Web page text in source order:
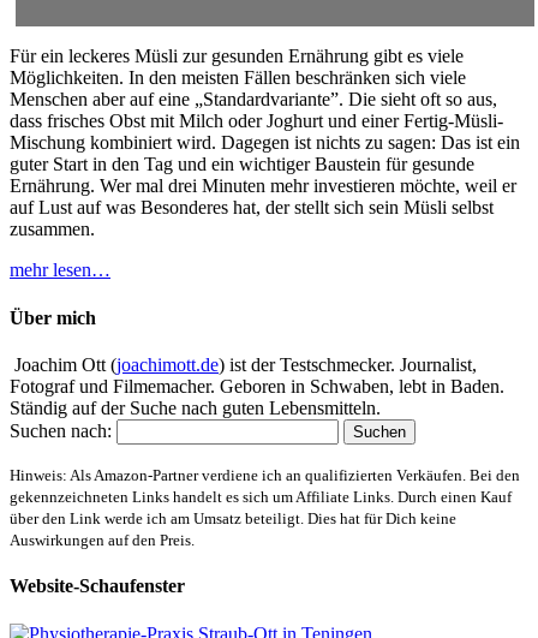
Für ein leckeres Müsli zur gesunden Ernährung gibt es viele
Möglichkeiten. In den meisten Fällen beschränken sich viele
Menschen aber auf eine „Standardvariante”. Die sieht oft so aus,
dass frisches Obst mit Milch oder Joghurt und einer Fertig-Müsli-
Mischung kombiniert wird. Dagegen ist nichts zu sagen: Das ist ein
guter Start in den Tag und ein wichtiger Baustein für gesunde
Ernährung. Wer mal drei Minuten mehr investieren möchte, weil er
auf Lust auf was Besonderes hat, der stellt sich sein Müsli selbst
zusammen.
mehr lesen…
Über mich
Joachim Ott (joachimott.de) ist der Testschmecker. Journalist,
Fotograf und Filmemacher. Geboren in Schwaben, lebt in Baden.
Ständig auf der Suche nach guten Lebensmitteln.
Suchen nach:
Hinweis: Als Amazon-Partner verdiene ich an qualifizierten Verkäufen. Bei den
gekennzeichneten Links handelt es sich um Affiliate Links. Durch einen Kauf
über den Link werde ich am Umsatz beteiligt. Dies hat für Dich keine
Auswirkungen auf den Preis.
Website-Schaufenster